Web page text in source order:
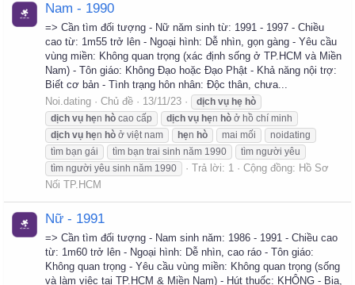
Nam - 1990
=> Cần tìm đối tượng - Nữ năm sinh từ: 1991 - 1997 - Chiều
cao từ: 1m55 trở lên - Ngoại hình: Dễ nhìn, gọn gàng - Yêu cầu
vùng miền: Không quan trọng (xác định sống ở TP.HCM và Miền
Nam) - Tôn giáo: Không Đạo hoặc Đạo Phật - Khả năng nội trợ:
Biết cơ bản - Tình trạng hôn nhân: Độc thân, chưa...
Noi.dating
Chủ đề 13/11/23 dịch vụ hẹ hò
dịch vụ hẹn hò cao cấp dịch vụ hẹn hò ở hồ chí minh
dịch vụ hẹn hò ở việt nam hẹn hò mai mối
noidating
tìm bạn gái
tìm bạn trai sinh năm 1990
tìm người yêu
tìm người yêu sinh năm 1990
Trả lời: 1 Cộng đồng: Hồ Sơ
Nối TP.HCM
Nữ - 1991
=> Cần tìm đối tượng - Nam sinh năm: 1986 - 1991 - Chiều cao
từ: 1m60 trở lên - Ngoại hình: Dễ nhìn, cao ráo - Tôn giáo:
Không quan trọng - Yêu cầu vùng miền: Không quan trọng (sống
và làm việc tại TP.HCM & Miền Nam) - Hút thuốc: KHÔNG - Bia,